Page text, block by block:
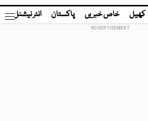
کھیل خاص خبریں پاکستان انٹر نیشنل